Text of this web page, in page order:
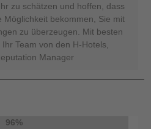
zu schätzen und hoffen, dass
Möglichkeit bekommen, Sie mit
zu überzeugen. Mit besten
Team von den H-Hotels,
Manager
96%